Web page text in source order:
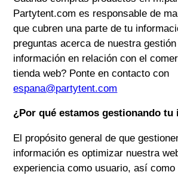
Partytent.com es responsable de
que cubren una parte de tu
preguntas acerca de nuestra
información en relación con el
tienda web? Ponte en contacto con
espana@partytent.com
¿Por qué estamos gestionando
El propósito general de que
información es optimizar nuestra
experiencia como usuario, así como